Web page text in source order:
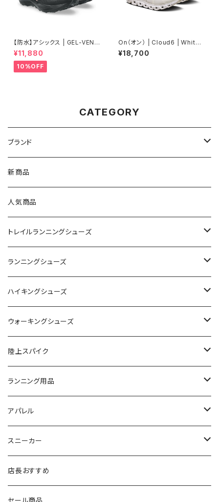
【防水】アシックス | GEL-VENT
URE11WP | BLACK/SPICELA
TTE | Men
¥11,880
10%OFF
On（オン） | Cloud6 | White/
White | Women
¥18,700
CATEGORY
ブランド
asics（アシックス）
On（オン）
YONEX（ヨネックス）
adidas（アディダス）
SAYSKY（セイスカイ）
NISHI（ニシ）
FOOTMAX（フットマックス）
SIDAS（シダス）
MIZUNO（ミズノ）
THE NORTH FACE
SPRINTS
VIKING（ヴィーキング）
新商品
人気商品
トレイルランニングシューズ
On
VIKING
asics
adidas
THE NORTH FACE
ランニングシューズ
On
adidas
asics
YONEX
MIZUNO
new balance
PUMA
HYBEX
ハイキングシューズ
On
VIKING
ウォーキングシューズ
YONEX
On
VIKING
陸上スパイク
asics
adidas
MIZUNO
ランニング用品
インソール
シダス
ソックス
FOOTMAX
NISHI
ポーチ
SAYSKY
キャップ
アパレル
SAYSKY
THE NORTH FACE
スニーカー
THE NORTH FACE
店長おすすめ
セール商品